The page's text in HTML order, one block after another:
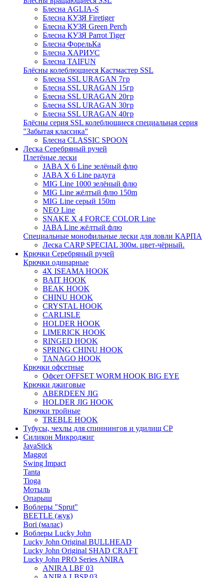
Блесна AGLIA-S
Блесна КУЗЯ Firetiger
Блесна КУЗЯ Green Perch
Блесна КУЗЯ Parrot Tiger
Блесна ФорельКа
Блесна ХАРИУС
Блесна TAIFUN
Блёсны колеблющиеся Кастмастер SSL
Блесна SSL URAGAN 7гр
Блесна SSL URAGAN 15гр
Блесна SSL URAGAN 20гр
Блесна SSL URAGAN 30гр
Блесна SSL URAGAN 40гр
Блёсны серия SSL колеблющиеся специальная серия
"Забытая классика"
Блесна CLASSIC SPOON
Леска Серебряный ручей
Плетёные лески
JABA X 6 Line зелёный флю
JABA X 6 Line радуга
MIG Line 1000 зелёный флю
MIG Line жёлтый флю 150m
MIG Line серый 150m
NEO Line
SNAKE X 4 FORCE COLOR Line
JABA Line жёлтый флю
Специальные монофильные лески для ловли КАРПА
Леска CARP SPECIAL 300м. цвет-чёрный.
Крючки Серебряный ручей
Крючки одинарные
4X ISEAMA HOOK
BAIT HOOK
BEAK HOOK
CHINU HOOK
CRYSTAL HOOK
CARLISLE
HOLDER HOOK
LIMERICK HOOK
RINGED HOOK
SPRING CHINU HOOK
TANAGO HOOK
Крючки офсетные
Офсет OFFSET WORM HOOK BIG EYE
Крючки джиговые
ABERDEEN JIG
HOLDER JIG HOOK
Крючки тройные
TREBLE HOOK
Тубусы, чехлы для спиннингов и удилищ СР
Силикон Микроджиг
JavaStick
Maggot
Swing Impact
Tanta
Tioga
Мотыль
Опарыш
Воблеры "Sprut"
BEETLE (жук)
Bori (малас)
Воблеры Lucky John
Lucky John Original BULLHEAD
Lucky John Original SHAD CRAFT
Lucky John PRO Series ANIRA
ANIRA LBF 03